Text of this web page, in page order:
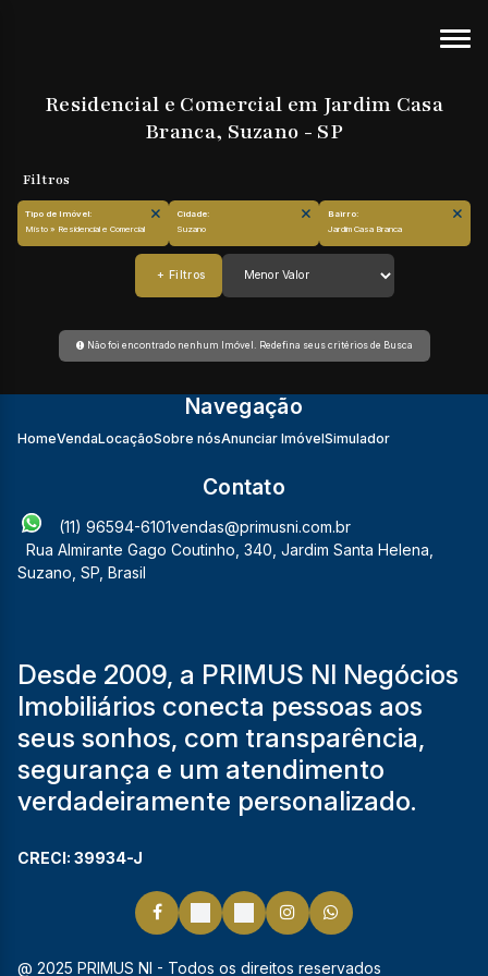
Residencial e Comercial em Jardim Casa
Branca, Suzano - SP
Misto » Residencial e Comercial
Suzano
Jardim Casa Branca
Não foi encontrado nenhum Imóvel. Redefina seus critérios de Busca
Navegação
HomeVendaLocaçãoSobre nósAnunciar ImóvelSimulador
Contato
(11) 96594-6101vendas@primusni.com.br
Rua Almirante Gago Coutinho 340 Jardim Santa Helena
Suzano SP Brasil
Desde 2009, a PRIMUS NI Negócios
Imobiliários conecta pessoas aos
seus sonhos, com transparência,
segurança e um atendimento
verdadeiramente personalizado.
CRECI: 39934-J
@ 2025 PRIMUS NI - Todos os direitos reservados